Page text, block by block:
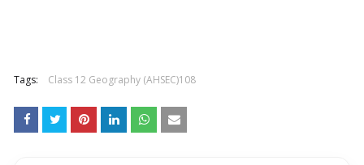
Tags: Class 12 Geography (AHSEC)108